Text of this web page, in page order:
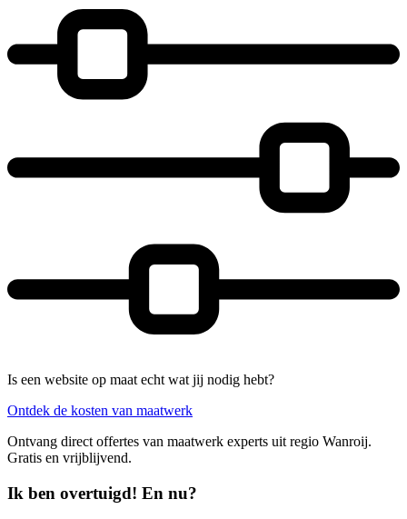
Is een website op maat echt wat jij nodig hebt?
Ontdek de kosten van maatwerk
Ontvang direct offertes van maatwerk experts uit regio Wanroij.
Gratis en vrijblijvend.
Ik ben overtuigd! En nu?